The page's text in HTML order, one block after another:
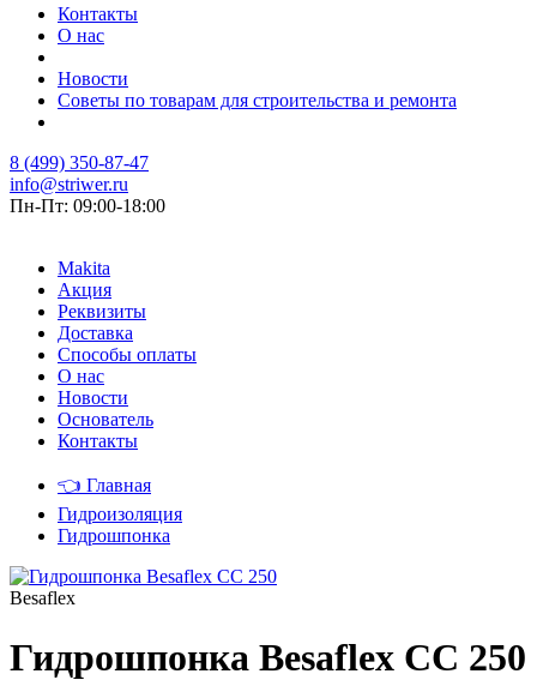
Контакты
О нас
Новости
Советы по товарам для строительства и ремонта
8 (499) 350-87-47
info@striwer.ru
Пн-Пт: 09:00-18:00
Makita
Акция
Реквизиты
Доставка
Способы оплаты
О нас
Новости
Основатель
Контакты
👈 Главная
Гидроизоляция
Гидрошпонка
Besaflex
Гидрошпонка Besaflex СС 250